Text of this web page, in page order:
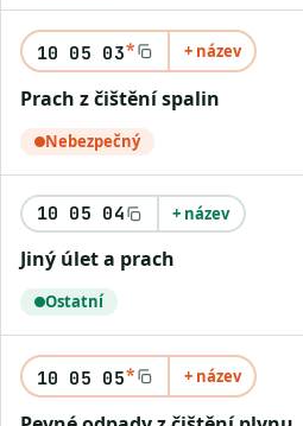
10 05 03* + název
Prach z čištění spalin
Nebezpečný
10 05 04 + název
Jiný úlet a prach
Ostatní
10 05 05* + název